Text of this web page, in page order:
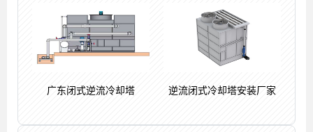
广东闭式逆流冷却塔 逆流闭式冷却塔安装厂家